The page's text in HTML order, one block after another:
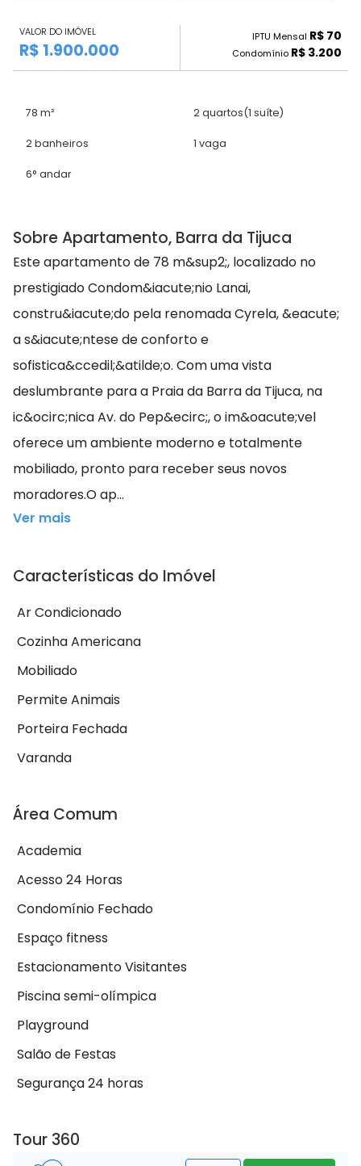
VALOR DO IMÓVEL
R$ 1.900.000
IPTU Mensal R$ 70
Condomínio R$ 3.200
78 m² 2 quartos(1 suíte)
2 banheiros 1 vaga
6° andar
Sobre Apartamento, Barra da Tijuca
Este apartamento de 78 m&sup2;, localizado no
prestigiado Condom&iacute;nio Lanai,
constru&iacute;do pela renomada Cyrela, &eacute;
a s&iacute;ntese de conforto e
sofistica&ccedil;&atilde;o. Com uma vista
deslumbrante para a Praia da Barra da Tijuca, na
ic&ocirc;nica Av. do Pep&ecirc;, o im&oacute;vel
oferece um ambiente moderno e totalmente
mobiliado, pronto para receber seus novos
moradores.O ap...
Ver mais
Características do Imóvel
Ar Condicionado
Cozinha Americana
Mobiliado
Permite Animais
Porteira Fechada
Varanda
Área Comum
Academia
Acesso 24 Horas
Condomínio Fechado
Espaço fitness
Estacionamento Visitantes
Piscina semi-olímpica
Playground
Salão de Festas
Segurança 24 horas
Tour 360